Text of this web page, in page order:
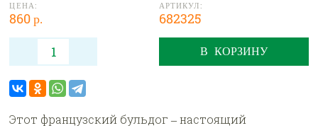
ЦЕНА:
860 р.
АРТИКУЛ:
682325
В КОРЗИНУ
Этот французский бульдог – настоящий